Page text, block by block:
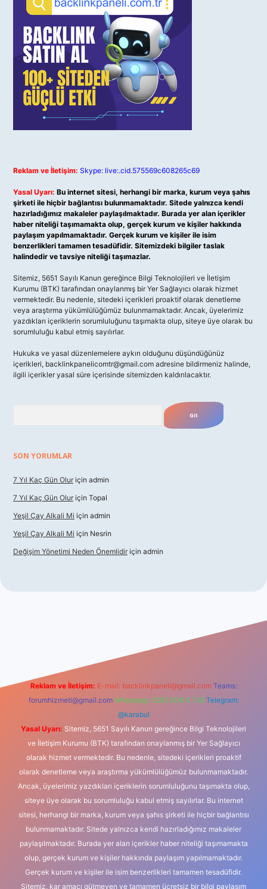
Reklam ve İletişim: Skype: live:.cid.575569c608265c69
Yasal Uyarı: Bu internet sitesi, herhangi bir marka, kurum veya şahıs
şirketi ile hiçbir bağlantısı bulunmamaktadır. Sitede yalnızca kendi
hazırladığımız makaleler paylaşılmaktadır. Burada yer alan içerikler
haber niteliği taşımamakta olup, gerçek kurum ve kişiler hakkında
paylaşım yapılmamaktadır. Gerçek kurum ve kişiler ile isim
benzerlikleri tamamen tesadüfidir. Sitemizdeki bilgiler taslak
halindedir ve tavsiye niteliği taşımazlar.
Sitemiz, 5651 Sayılı Kanun gereğince Bilgi Teknolojileri ve İletişim
Kurumu (BTK) tarafından onaylanmış bir Yer Sağlayıcı olarak hizmet
vermektedir. Bu nedenle, sitedeki içerikleri proaktif olarak denetleme
veya araştırma yükümlülüğümüz bulunmamaktadır. Ancak, üyelerimiz
yazdıkları içeriklerin sorumluluğunu taşımakta olup, siteye üye olarak bu
sorumluluğu kabul etmiş sayılırlar.
Hukuka ve yasal düzenlemelere aykırı olduğunu düşündüğünüz
içerikleri, backlinkpanelicomtr@gmail.com adresine bildirmeniz halinde,
ilgili içerikler yasal süre içerisinde sitemizden kaldırılacaktır.
SON YORUMLAR
7 Yıl Kaç Gün Olur için admin
7 Yıl Kaç Gün Olur için Topal
Yeşil Çay Alkali Mi için admin
Yeşil Çay Alkali Mi için Nesrin
Değişim Yönetimi Neden Önemlidir için admin
Reklam ve İletişim: E-mail: backlinkpaneli@gmail.com Teams:
forumhizmeti@gmail.com Whatsapp: 0262 606 0 726 Telegram:
@karabul
Yasal Uyarı: Sitemiz, 5651 Sayılı Kanun gereğince Bilgi Teknolojileri
ve İletişim Kurumu (BTK) tarafından onaylanmış bir Yer Sağlayıcı
olarak hizmet vermektedir. Bu nedenle, sitedeki içerikleri proaktif
olarak denetleme veya araştırma yükümlülüğümüz bulunmamaktadır.
Ancak, üyelerimiz yazdıkları içeriklerin sorumluluğunu taşımakta olup,
siteye üye olarak bu sorumluluğu kabul etmiş sayılırlar. Bu internet
sitesi, herhangi bir marka, kurum veya şahıs şirketi ile hiçbir bağlantısı
bulunmamaktadır. Sitede yalnızca kendi hazırladığımız makaleler
paylaşılmaktadır. Burada yer alan içerikler haber niteliği taşımamakta
olup, gerçek kurum ve kişiler hakkında paylaşım yapılmamaktadır.
Gerçek kurum ve kişiler ile isim benzerlikleri tamamen tesadüfidir.
Sitemiz, kar amacı gütmeyen ve tamamen ücretsiz bir bilgi paylaşım